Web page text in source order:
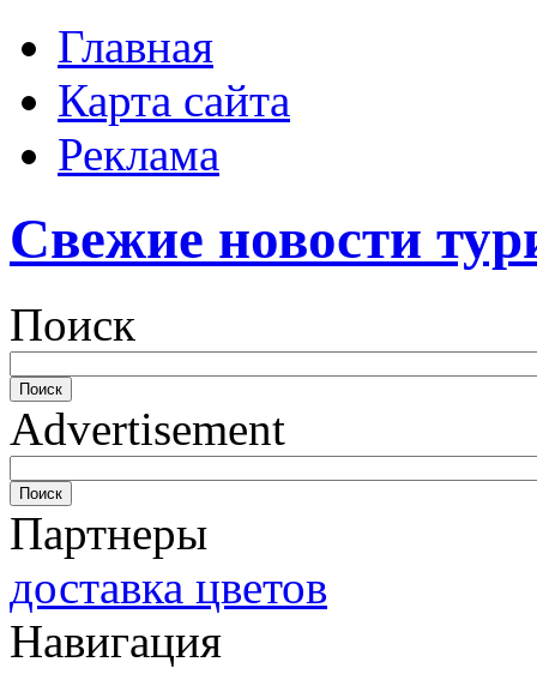
Главная
Карта сайта
Реклама
Свежие новости
Поиск
Advertisement
Партнеры
доставка цветов
Навигация